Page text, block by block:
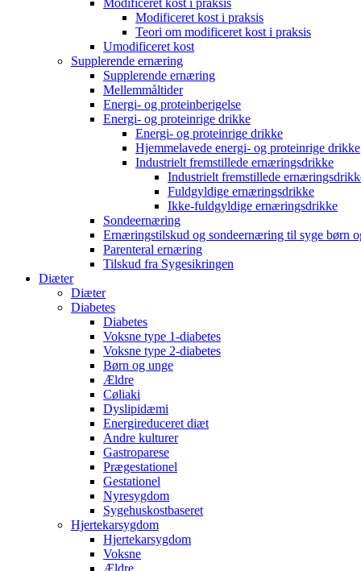
Modificeret kost i praksis
Modificeret kost i praksis
Teori om modificeret kost i praksis
Umodificeret kost
Supplerende ernæring
Supplerende ernæring
Mellemmåltider
Energi- og proteinberigelse
Energi- og proteinrige drikke
Energi- og proteinrige drikke
Hjemmelavede energi- og proteinrige drikke
Industrielt fremstillede ernæringsdrikke
Industrielt fremstillede
Fuldgyldige ernæringsdrikke
Ikke-fuldgyldige ernæringsdrikke
Sondeernæring
Ernæringstilskud og sondeernæring til syge børn
Parenteral ernæring
Tilskud fra Sygesikringen
Diæter
Diæter
Diabetes
Diabetes
Voksne type 1-diabetes
Voksne type 2-diabetes
Børn og unge
Ældre
Cøliaki
Dyslipidæmi
Energireduceret diæt
Andre kulturer
Gastroparese
Prægestationel
Gestationel
Nyresygdom
Sygehuskostbaseret
Hjertekarsygdom
Hjertekarsygdom
Voksne
Ældre